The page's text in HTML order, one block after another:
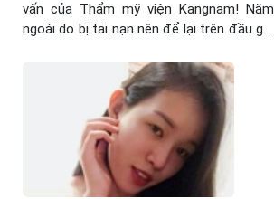
vấn của Thẩm mỹ viện Kangnam! Năm
ngoái do bị tai nạn nên để lại trên đầu gối
diện những bộ váy như ngày nào. Được
bạn bè mách tại Thẩm mỹ viện Kangnam
có dịch vụ trị ...